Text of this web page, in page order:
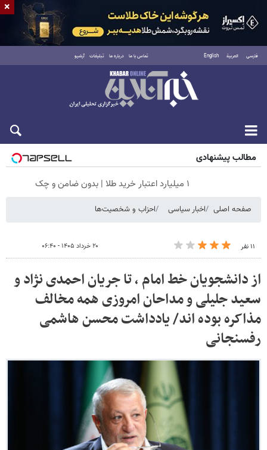
فارسی العربية English تماس با ما درباره ما تبلیغات آرشیو
شنبه ۱۷ مرداد ۱۴۰۵
مطالب پیشنهادی
۱ میلیارد اعتبار خرید طلا | بدون ضامن و چک
صفحه اصلی اخبار سیاسی احزاب و شخصیت‌ها
۱۱ نفر ۲۰ خرداد ۱۴۰۵ - ۰۶:۴۰
از دانشجویان خط امام ، تا جریان احمدی نژاد و
سعید جلیلی و مداحان امروزی همه مخالف
مذاکره بوده اند/ یادداشت محسن هاشمی
رفسنجانی
×